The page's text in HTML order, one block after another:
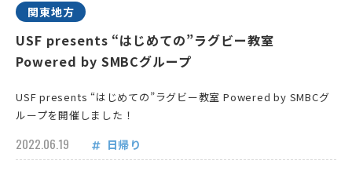
関東地方
USF presents “はじめての”ラグビー教室
Powered by SMBCグループ
USF presents “はじめての”ラグビー教室 Powered by SMBCグ
ループを開催しました！
2022.06.19 日帰り